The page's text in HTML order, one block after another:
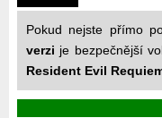
Pokud nejste přímo
verzi je bezpečnější
Resident Evil